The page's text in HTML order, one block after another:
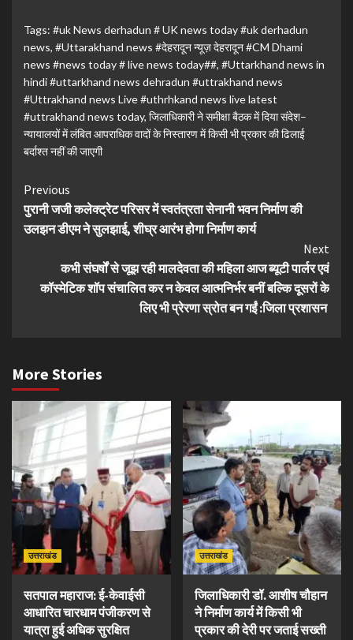
Tags: #uk News derhadun # UK news today #uk derhadun
news, #Uttarakhand news #देहरादून न्यूज़ देहरादून #CM Dhami
news #news today # live news today##, #Uttarkhand news in
hindi #uttarkhand news dehradun #uttrakhand news
#Uttrakhand news Live #uthrhkand news live latest
#uttrakhand news today, जिलाधिकारी ने समीक्षा बैठक में दिया संदेश–
न्यायालयों में लंबित आपराधिक वादों के निस्तारण में किसी भी प्रकार की ढिलाई
बर्दाश्त नहीं की जाएगी
Continue
Reading
Previous
पुरानी जजी कलेक्ट्रेट परिसर में स्वतंत्रता सेनानी भवन निर्माण की
उलझन डीएम ने सुलझाई, शीघ्र आरंभ होगा निर्माण कार्य
Next
कभी संघर्षों से जूझ रही मालदेवता की महिला आज ब्यूटी पार्लर एवं
कॉस्मेटिक शॉप संचालित कर न केवल आत्मनिर्भर बनीं बल्कि दूसरों के
लिए भी प्रेरणा स्रोत बन गईं :जिला प्रशासन
More Stories
उत्तराखंड
सतपाल महाराज: ई-केवाईसी
आधारित चारधाम पंजीकरण से
यात्रा हुई अधिक सुरक्षित
उत्तराखंड
जिलाधिकारी डॉ. आशीष चौहान
ने निर्माण कार्य में किसी भी
प्रकार की देरी पर जताई सख्ती